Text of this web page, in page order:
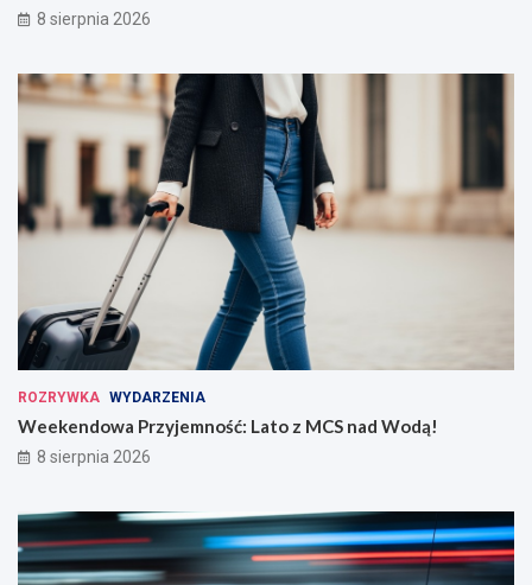
8 sierpnia 2026
ROZRYWKA WYDARZENIA
Weekendowa Przyjemność: Lato z MCS nad Wodą!
8 sierpnia 2026